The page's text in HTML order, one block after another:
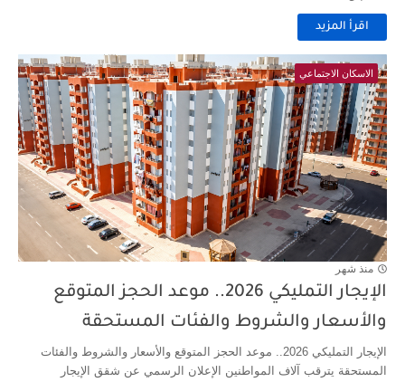
اقرأ المزيد
الاسكان الاجتماعي
منذ شهر
الإيجار التمليكي 2026.. موعد الحجز المتوقع
والأسعار والشروط والفئات المستحقة
الإيجار التمليكي 2026.. موعد الحجز المتوقع والأسعار والشروط والفئات
المستحقة يترقب آلاف المواطنين الإعلان الرسمي عن شقق الإيجار